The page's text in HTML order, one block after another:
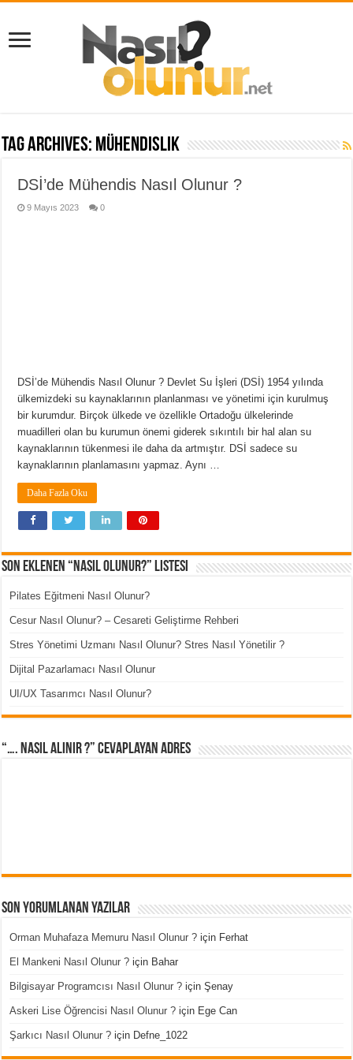
Tag Archives: mühendislik
DSİ’de Mühendis Nasıl Olunur ?
9 Mayıs 2023 0
DSİ’de Mühendis Nasıl Olunur ? Devlet Su İşleri (DSİ) 1954 yılında
ülkemizdeki su kaynaklarının planlanması ve yönetimi için kurulmuş
bir kurumdur. Birçok ülkede ve özellikle Ortadoğu ülkelerinde
muadilleri olan bu kurumun önemi giderek sıkıntılı bir hal alan su
kaynaklarının tükenmesi ile daha da artmıştır. DSİ sadece su
kaynaklarının planlamasını yapmaz. Aynı …
Daha Fazla Oku
Son Eklenen “Nasıl Olunur?” Listesi
Pilates Eğitmeni Nasıl Olunur?
Cesur Nasıl Olunur? – Cesareti Geliştirme Rehberi
Stres Yönetimi Uzmanı Nasıl Olunur? Stres Nasıl Yönetilir ?
Dijital Pazarlamacı Nasıl Olunur
UI/UX Tasarımcı Nasıl Olunur?
“…. Nasıl Alınır ?” cevaplayan adres
Son Yorumlanan Yazılar
Orman Muhafaza Memuru Nasıl Olunur ? için Ferhat
El Mankeni Nasıl Olunur ? için Bahar
Bilgisayar Programcısı Nasıl Olunur ? içinŞenay
Askeri Lise Öğrencisi Nasıl Olunur ? için Ege Can
Şarkıcı Nasıl Olunur ? için Defne_1022